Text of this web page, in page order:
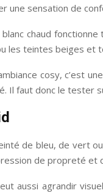
une sensation de
chaud
les teintes beiges et
cosy, c’est
Il faut donc le tester
de bleu, de vert
de propreté et
aussi agrandir